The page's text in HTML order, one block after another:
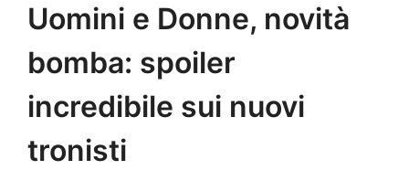
Uomini e Donne, novità
bomba: spoiler
incredibile sui nuovi
tronisti